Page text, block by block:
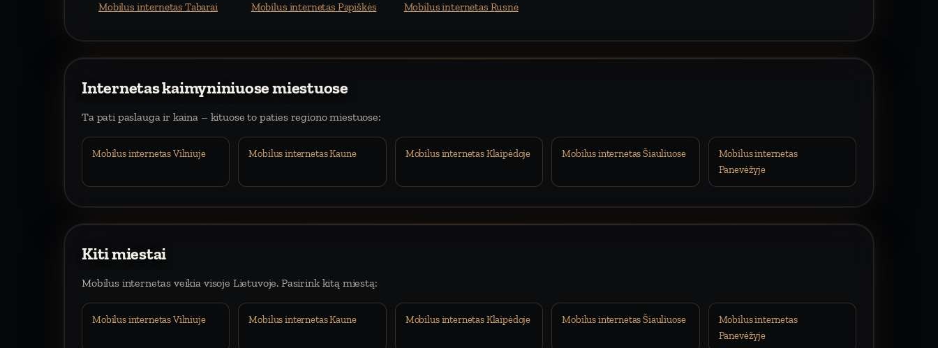
Mobilus internetas Tabarai
Mobilus internetas Papiškės Mobilus internetas Rusnė
Internetas kaimyniniuose miestuose
Ta pati paslauga ir kaina – kituose to paties regiono miestuose:
Mobilus internetas Vilniuje Mobilus internetas Kaune Mobilus internetas Klaipėdoje Mobilus internetas Šiauliuose
Mobilus internetas
Panevėžyje
Kiti miestai
Mobilus internetas veikia visoje Lietuvoje. Pasirink kitą miestą:
Mobilus internetas Vilniuje Mobilus internetas Kaune Mobilus internetas Klaipėdoje Mobilus internetas Šiauliuose
Mobilus internetas
Panevėžyje